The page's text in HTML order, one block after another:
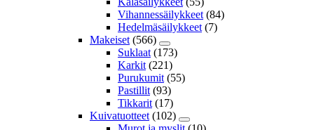
Vihannessäilykkeet (84)
Hedelmäsäilykkeet (7)
Makeiset (566)
Suklaat (173)
Karkit (221)
Purukumit (55)
Pastillit (93)
Tikkarit (17)
Kuivatuotteet (102)